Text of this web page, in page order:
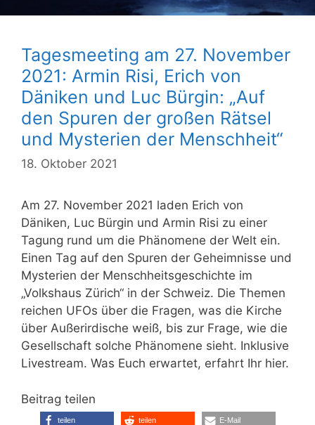
Tagesmeeting am 27. November
2021: Armin Risi, Erich von
Däniken und Luc Bürgin: „Auf
den Spuren der großen Rätsel
und Mysterien der Menschheit“
18. Oktober 2021
Am 27. November 2021 laden Erich von
Däniken, Luc Bürgin und Armin Risi zu einer
Tagung rund um die Phänomene der Welt ein.
Einen Tag auf den Spuren der Geheimnisse und
Mysterien der Menschheitsgeschichte im
„Volkshaus Zürich“ in der Schweiz. Die Themen
reichen UFOs über die Fragen, was die Kirche
über Außerirdische weiß, bis zur Frage, wie die
Gesellschaft solche Phänomene sieht. Inklusive
Livestream. Was Euch erwartet, erfahrt Ihr hier.
Beitrag teilen
teilen teilen E-Mail